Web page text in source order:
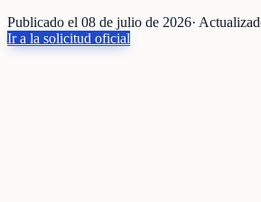
Publicado el 08 de julio de 2026·
Ir a la solicitud oficial